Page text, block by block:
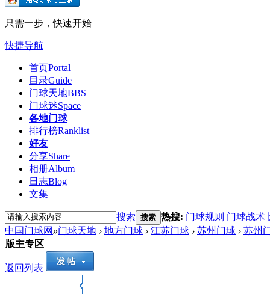
只需一步，快速开始
快捷导航
首页Portal
目录Guide
门球天地BBS
门球迷Space
各地门球
排行榜Ranklist
好友
分享Share
相册Album
日志Blog
文集
搜索 搜索 热搜: 门球规则 门球战术
中国门球网 »门球天地 › 地方门球 › 江苏门球 › 苏州门球 › 苏州
版主专区
返回列表